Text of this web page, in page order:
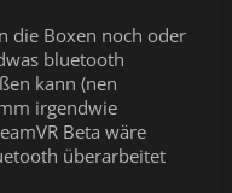
die Boxen noch oder
bluetooth
kann (nen
irgendwie
Beta wäre
überarbeitet